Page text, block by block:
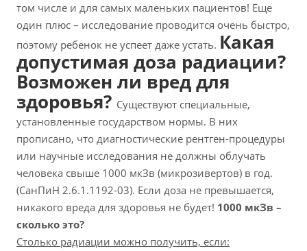
том числе и для самых маленьких пациентов! Еще
один плюс – исследование проводится очень быстро,
поэтому ребенок не успеет даже устать. Какая
допустимая доза радиации?
Возможен ли вред для
здоровья? Существуют специальные,
установленные государством нормы. В них
прописано, что диагностические рентген-процедуры
или научные исследования не должны облучать
человека свыше 1000 мкЗв (микрозивертов) в год.
(СанПиН 2.6.1.1192-03). Если доза не превышается,
никакого вреда для здоровья не будет! 1000 мкЗв –
сколько это?
Столько радиации можно получить, если: